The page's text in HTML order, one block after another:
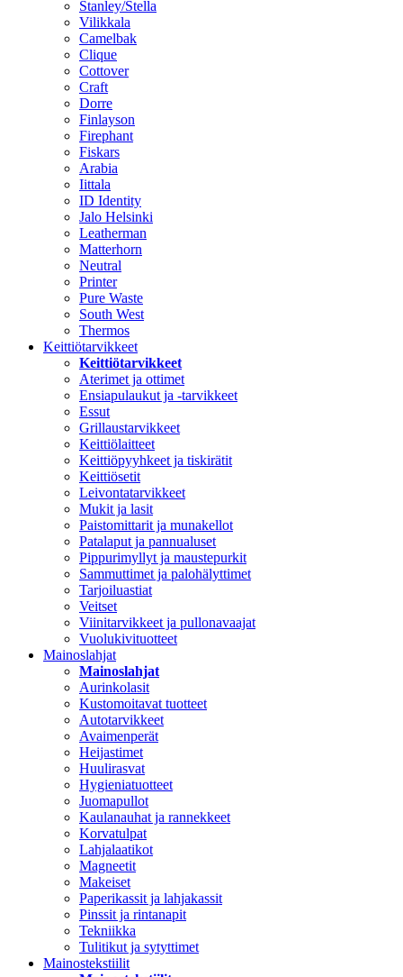
Stanley/Stella
Vilikkala
Camelbak
Clique
Cottover
Craft
Dorre
Finlayson
Firephant
Fiskars
Arabia
Iittala
ID Identity
Jalo Helsinki
Leatherman
Matterhorn
Neutral
Printer
Pure Waste
South West
Thermos
Keittiötarvikkeet
Keittiötarvikkeet
Aterimet ja ottimet
Ensiapulaukut ja -tarvikkeet
Essut
Grillaustarvikkeet
Keittiölaitteet
Keittiöpyyhkeet ja tiskirätit
Keittiösetit
Leivontatarvikkeet
Mukit ja lasit
Paistomittarit ja munakellot
Patalaput ja pannualuset
Pippurimyllyt ja maustepurkit
Sammuttimet ja palohälyttimet
Tarjoiluastiat
Veitset
Viinitarvikkeet ja pullonavaajat
Vuolukivituotteet
Mainoslahjat
Mainoslahjat
Aurinkolasit
Kustomoitavat tuotteet
Autotarvikkeet
Avaimenperät
Heijastimet
Huulirasvat
Hygieniatuotteet
Juomapullot
Kaulanauhat ja rannekkeet
Korvatulpat
Lahjalaatikot
Magneetit
Makeiset
Paperikassit ja lahjakassit
Pinssit ja rintanapit
Tekniikka
Tulitikut ja sytyttimet
Mainostekstiilit